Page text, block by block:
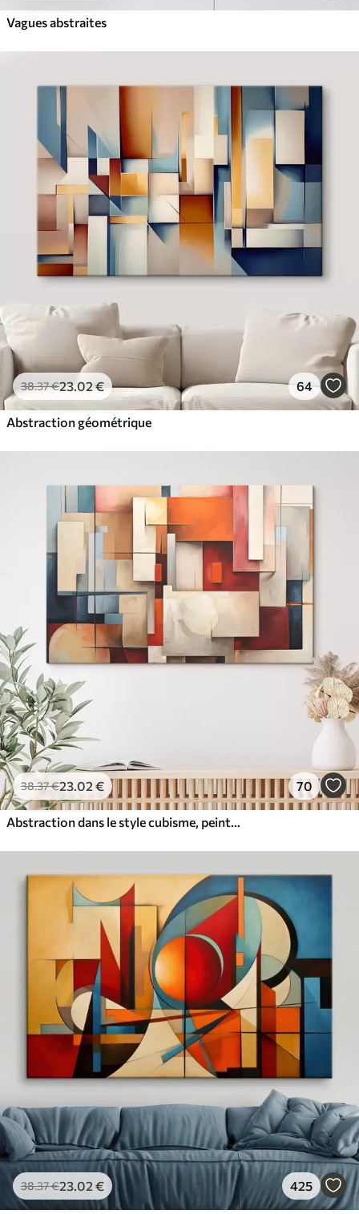
Vagues abstraites
38.37€23.02 € 64
Abstraction géométrique
38.37€23.02 € 70
Abstraction dans le style cubisme, peinture à l'huile, couleurs rouge, bleu, blanc
38.37€23.02 € 425